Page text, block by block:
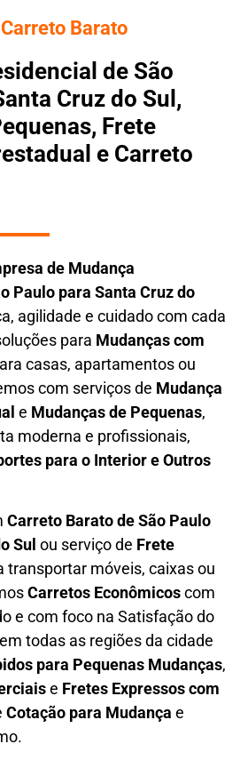
Barato
de São
Cruz do Sul,
Frete
e Carreto
de Mudança
Paulo para Santa Cruz do
agilidade e cuidado com cada
para Mudanças com
casas, apartamentos ou
com serviços de Mudança
e Mudanças de Pequenas,
moderna e profissionais,
para o Interior e Outros
Carreto Baratode São Paulo
Sul ou serviço de Frete
transportar móveis, caixas ou
Carretos Econômicoscom
e com foco na Satisfação do
todas as regiões da cidade
para Pequenas Mudanças,
e Fretes Expressos com
Cotação para Mudança e